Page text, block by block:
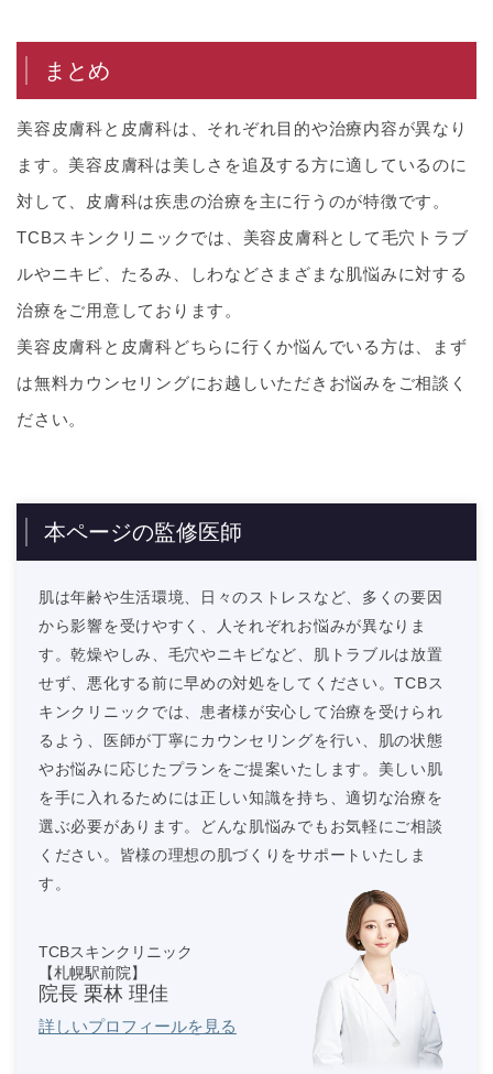
まとめ
美容皮膚科と皮膚科は、それぞれ目的や治療内容が異なり
ます。美容皮膚科は美しさを追及する方に適しているのに
対して、皮膚科は疾患の治療を主に行うのが特徴です。
TCBスキンクリニックでは、美容皮膚科として毛穴トラブ
ルやニキビ、たるみ、しわなどさまざまな肌悩みに対する
治療をご用意しております。
美容皮膚科と皮膚科どちらに行くか悩んでいる方は、まず
は無料カウンセリングにお越しいただきお悩みをご相談く
ださい。
本ページの監修医師
肌は年齢や生活環境、日々のストレスなど、多くの要因
から影響を受けやすく、人それぞれお悩みが異なりま
す。乾燥やしみ、毛穴やニキビなど、肌トラブルは放置
せず、悪化する前に早めの対処をしてください。TCBス
キンクリニックでは、患者様が安心して治療を受けられ
るよう、医師が丁寧にカウンセリングを行い、肌の状態
やお悩みに応じたプランをご提案いたします。美しい肌
を手に入れるためには正しい知識を持ち、適切な治療を
選ぶ必要があります。どんな肌悩みでもお気軽にご相談
ください。皆様の理想の肌づくりをサポートいたしま
す。
TCBスキンクリニック
【札幌駅前院】
院長 栗林 理佳
詳しいプロフィールを見る